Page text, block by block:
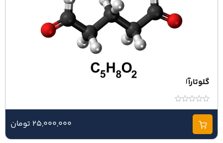
گلوتارآلدهید
امتیاز
0
از
5
25,000,000 تومان